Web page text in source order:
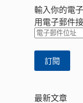
條
件
的
輸入你的電
用電子郵件
電
郵
訂閱
最新文章